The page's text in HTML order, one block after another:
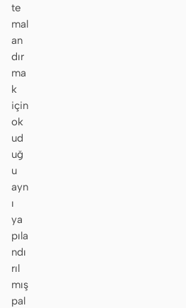
te
mal
an
dır
ma
k
için
ok
ud
uğ
u
ayn
ı
ya
pıla
ndı
rıl
mış
pal